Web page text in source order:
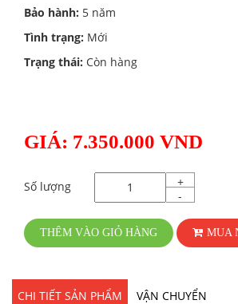
Bảo hành: 5 năm
Tình trạng: Mới
Trạng thái: Còn hàng
GIÁ: 7.350.000 VND
Số lượng
+
-
THÊM VÀO GIỎ HÀNG MUA
CHI TIẾT SẢN PHẨM VẬN CHUYỂN